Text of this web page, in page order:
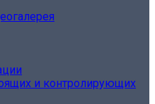
и контролирующих